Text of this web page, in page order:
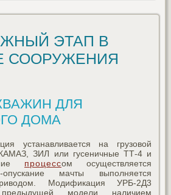
ЭТАП В
СООРУЖЕНИЯ
ДЛЯ
ДОМА
устанавливается на грузовой
ЗИЛ или гусеничные ТТ-4 и
процессом осуществляется
мачты выполняется
Модификация УРБ-2Д3
модели наличием